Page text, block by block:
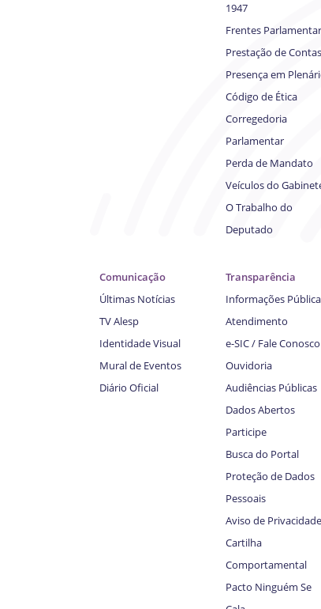
1947
Frentes
Prestação de Contas
Presença em
Código de Ética
Corregedoria
Parlamentar
Perda de Mandato
Veículos do
O Trabalho do
Deputado
Comunicação
Últimas Notícias
TV Alesp
Identidade Visual
Mural de Eventos
Diário Oficial
Transparência
Informações
Atendimento
e-SIC / Fale Conosco
Ouvidoria
Audiências Públicas
Dados Abertos
Participe
Busca do Portal
Proteção de Dados
Pessoais
Aviso de Privacidade
Cartilha
Comportamental
Pacto Ninguém Se